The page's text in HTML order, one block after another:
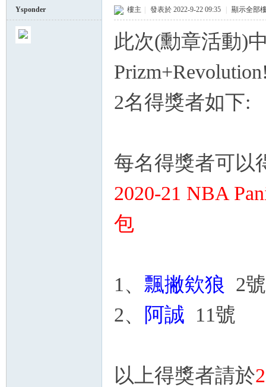
Ysponder 樓主 發表於 2022-9-22 09:35 顯示全部
此次(勳章活動)
2名得獎者如下:
每名得獎者可以
2020-21 NBA
包
1、 飄撇欸狼 2號
2、
阿誠 11號
以上得獎者請於